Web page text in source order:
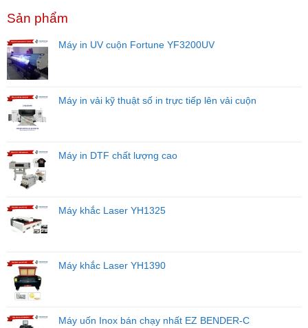
Đầu
Tăng
In
–
Tối
Doanh
Sản phẩm
Máy in UV cuộn Fortune YF3200UV
Máy in vải kỹ thuật số in trực tiếp lên vải cuộn
Máy in DTF chất lượng cao
Máy khắc Laser YH1325
Máy khắc Laser YH1390
Máy uốn Inox bán chạy nhất EZ BENDER-C